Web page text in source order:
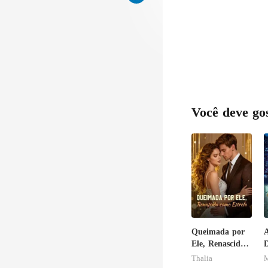
Você deve
Queimada por
Ele, Renascida
como Estrela
Thalia